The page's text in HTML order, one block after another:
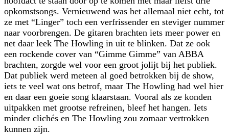
opkomstsongs. Vernieuwend was het allemaal niet echt, tot
ze met “Linger” toch een verfrissender en steviger nummer
naar voorbrengen. De gitaren brachten iets meer power en
net daar leek The Howling in uit te blinken. Dat ze ook
een rockende cover van “Gimme Gimme” van ABBA
brachten, zorgde wel voor een groot jolijt bij het publiek.
Dat publiek werd meteen al goed betrokken bij de show,
iets te veel wat ons betrof, maar The Howling had wel hier
en daar een goeie song klaarstaan. Vooral als ze konden
uitpakken met grootse refreinen, bleef het hangen. Iets
minder clichés en The Howling zou zomaar vertrokken
kunnen zijn.